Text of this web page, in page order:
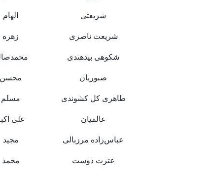
شریعتی الهام
شریعت ناصری زهره
شکوهی بیدهندی
صبوریان محسن
طاهری کل کشوندی مسلم
عالمیان علی
عباس‌زاده مرزبالی مجید
عترت دوست محمد